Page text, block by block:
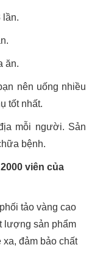
lần.
ăn.
nên uống nhiều
tốt nhất.
mỗi người. Sản
bệnh.
viên của
tảo vàng cao
lượng sản phẩm
đảm bảo chất